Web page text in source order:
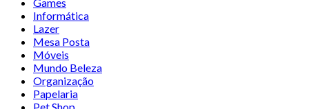
Informática
Lazer
Mesa Posta
Móveis
Mundo Beleza
Organização
Papelaria
Pet Shop